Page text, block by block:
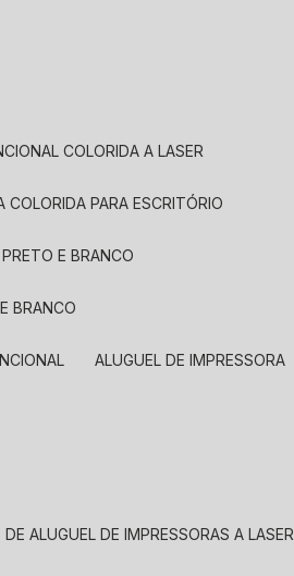
COLORIDA A LASER
COLORIDA PARA ESCRITÓRIO
PRETO E BRANCO
BRANCO
ALUGUEL DE IMPRESSORA
DE ALUGUEL DE IMPRESSORAS A LASER